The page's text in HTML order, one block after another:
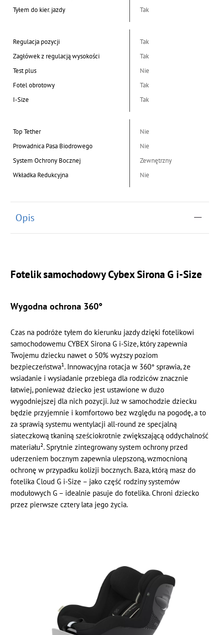
Tyłem do kier. jazdy
Tak
Regulacja pozycji
Tak
Zagłówek z regulacją wysokości
Tak
Test plus
Nie
Fotel obrotowy
Tak
I-Size
Tak
Top Tether
Nie
Prowadnica Pasa Biodrowego
Nie
System Ochrony Bocznej
Zewnętrzny
Wkładka Redukcyjna
Nie
Opis
Fotelik samochodowy Cybex Sirona G i-Size
Wygodna ochrona 360°
Czas na podróże tyłem do kierunku jazdy dzięki fotelikowi
samochodowemu CYBEX Sirona G i-Size, który zapewnia
Twojemu dziecku nawet o 50% wyższy poziom
bezpieczeństwa¹. Innowacyjna rotacja w 360° sprawia, że
wsiadanie i wysiadanie przebiega dla rodziców znacznie
łatwiej, ponieważ dziecko jest ustawione w dużo
wygodniejszej dla nich pozycji. Już w samochodzie dziecku
będzie przyjemnie i komfortowo bez względu na pogodę, a to
za sprawią systemu wentylacji all-round ze specjalną
siateczkową tkaniną sześciokrotnie zwiększającą oddychalność
materiału². Sprytnie zintegrowany system ochrony przed
uderzeniem bocznym zapewnia ulepszoną, wzmocnioną
ochronę w przypadku kolizji bocznych. Baza, którą masz do
fotelika Cloud G i-Size – jako część rodziny systemów
modułowych G – idealnie pasuje do fotelika. Chroni dziecko
przez pierwsze cztery lata jego życia.